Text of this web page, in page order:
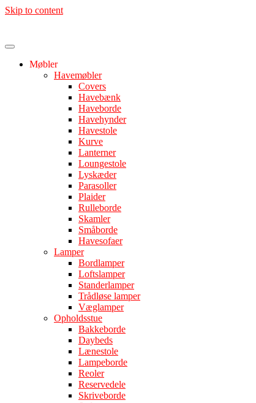
Skip to content
Møbler
Havemøbler
Covers
Havebænk
Haveborde
Havehynder
Havestole
Kurve
Lanterner
Loungestole
Lyskæder
Parasoller
Plaider
Rulleborde
Skamler
Småborde
Havesofaer
Lamper
Bordlamper
Loftslamper
Standerlamper
Trådløse lamper
Væglamper
Opholdsstue
Bakkeborde
Daybeds
Lænestole
Lampeborde
Reoler
Reservedele
Skriveborde